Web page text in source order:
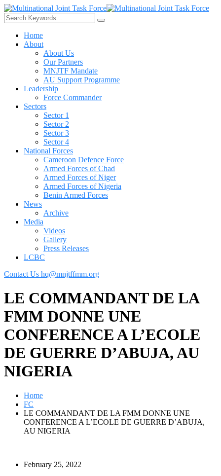
Home
About
About Us
Our Partners
MNJTF Mandate
AU Support Programme
Leadership
Force Commander
Sectors
Sector 1
Sector 2
Sector 3
Sector 4
National Forces
Cameroon Defence Force
Armed Forces of Chad
Armed Forces of Niger
Armed Forces of Nigeria
Benin Armed Forces
News
Archive
Media
Videos
Gallery
Press Releases
LCBC
Contact Us hq@mnjtffmm.org
LE COMMANDANT DE LA
FMM DONNE UNE
CONFERENCE A L’ECOLE
DE GUERRE D’ABUJA, AU
NIGERIA
Home
FC
LE COMMANDANT DE LA FMM DONNE UNE
CONFERENCE A L’ECOLE DE GUERRE D’ABUJA,
AU NIGERIA
February 25, 2022